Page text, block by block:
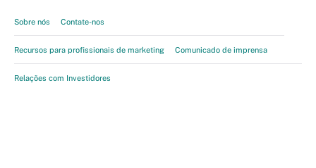
Sobre nós Contate-nos
Recursos para profissionais de marketing Comunicado de imprensa
Relações com Investidores